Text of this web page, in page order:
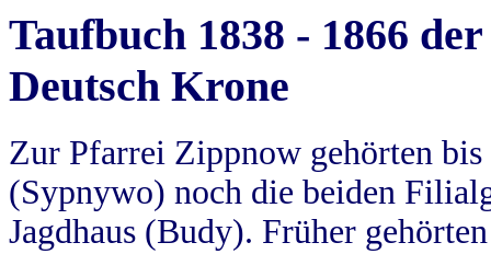
Taufbuch 1838 - 1866
Deutsch Krone
Zur Pfarrei Zippnow gehörten
(Sypnywo) noch die beiden
Jagdhaus (Budy). Früher